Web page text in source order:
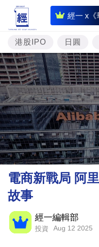
經一 x《
即
時
財
經
專
題
投
資
樓
市
理
財
業
科
港股IPO 日圓
電商新戰局 阿
故事
經一編輯部
投資 Aug 12 2025